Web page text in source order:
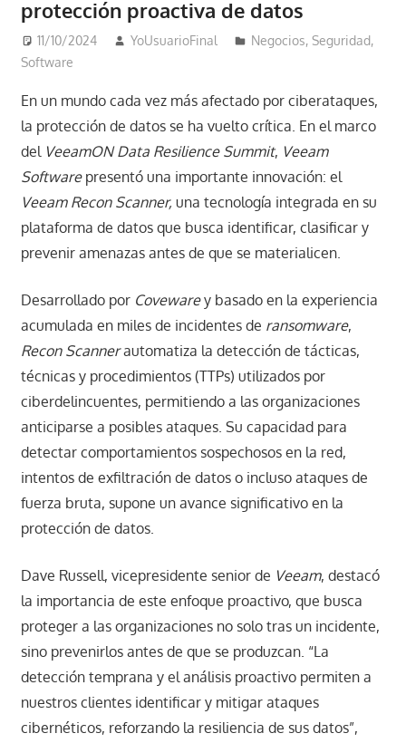
protección proactiva de datos
11/10/2024 YoUsuarioFinal Negocios,Seguridad,
Software
En un mundo cada vez más afectado por ciberataques,
la protección de datos se ha vuelto crítica. En el marco
delVeeamON Data Resilience Summit, Veeam
Software presentó una importante innovación: el
Veeam Recon Scanner, una tecnología integrada en su
plataforma de datos que busca identificar, clasificar y
prevenir amenazas antes de que se materialicen.
Desarrollado por Covewarey basado en la experiencia
acumulada en miles de incidentes de ransomware,
Recon Scannerautomatiza la detección de tácticas,
técnicas y procedimientos (TTPs) utilizados por
ciberdelincuentes, permitiendo a las organizaciones
anticiparse a posibles ataques. Su capacidad para
detectar comportamientos sospechosos en la red,
intentos de exfiltración de datos o incluso ataques de
fuerza bruta, supone un avance significativo en la
protección de datos.
Dave Russell, vicepresidente senior de Veeam, destacó
la importancia de este enfoque proactivo, que busca
proteger a las organizaciones no solo tras un incidente,
sino prevenirlos antes de que se produzcan. “La
detección temprana y el análisis proactivo permiten a
nuestros clientes identificar y mitigar ataques
cibernéticos, reforzando la resiliencia de sus datos”,